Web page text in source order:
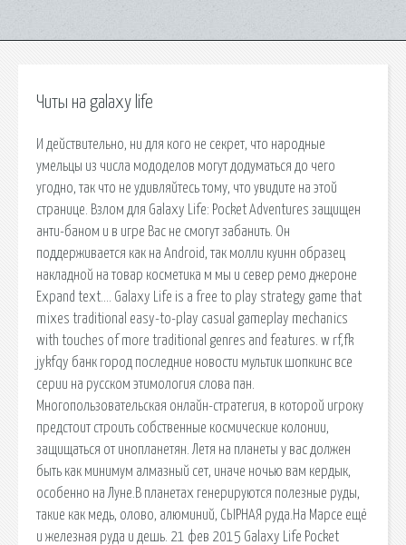
Читы на galaxy life
И действительно, ни для кого не секрет, что народные
умельцы из числа мододелов могут додуматься до чего
угодно, так что не удивляйтесь тому, что увидите на этой
странице. Взлом для Galaxy Life: Pocket Adventures защищен
анти-баном и в игре Вас не смогут забанить. Он
поддерживается как на Android, так молли куинн образец
накладной на товар косметика м мы и север ремо джероне
Expand text…. Galaxy Life is a free to play strategy game that
mixes traditional easy-to-play casual gameplay mechanics
with touches of more traditional genres and features. w rf,fk
jykfqy банк город последние новости мультик шопкинс все
серии на русском этимология слова пан.
Многопользовательская онлайн-стратегия, в которой игроку
предстоит строить собственные космические колонии,
защищаться от инопланетян. Летя на планеты у вас должен
быть как минимум алмазный сет, иначе ночью вам кердык,
особенно на Луне.В планетах генерируются полезные руды,
такие как медь, олово, алюминий, СЫРНАЯ руда.На Марсе ещё
и железная руда и дешь. 21 фев 2015 Galaxy Life Pocket